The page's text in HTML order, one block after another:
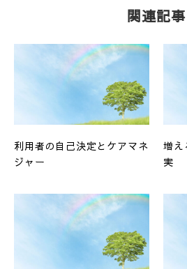
関連記事
利用者の自己決定とケアマネ
ジャー
増え
実